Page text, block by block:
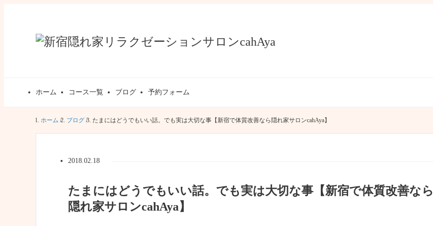
ホーム コース一覧 ブログ 予約フォーム
ホーム / ブログ / たまにはどうでもいい話。でも実は大切な事【新宿で体質改善なら隠れ家サロンcahAya】
2018.02.18
たまにはどうでもいい話。でも実は大切な事【新宿で体質改善なら
隠れ家サロンcahAya】